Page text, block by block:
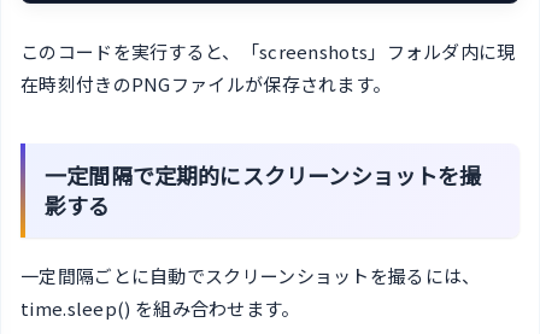
このコードを実行すると、「screenshots」フォルダ内に現
在時刻付きのPNGファイルが保存されます。
一定間隔で定期的にスクリーンショットを撮
影する
一定間隔ごとに自動でスクリーンショットを撮るには、
time.sleep() を組み合わせます。